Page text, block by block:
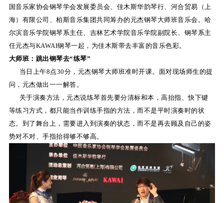
系
国音乐家协会钢琴学会发展委员会、佳木斯华韵琴行、河合贸易（上
海）有限公司、柏斯音乐集团共同筹办的元杰钢琴大师班音乐会。哈
尔滨音乐学院钢琴系主任、吉林艺术学院音乐学院副院长、钢琴系主
任元杰与KAWAI钢琴一起，为佳木斯带去丰富的音乐色彩。
大师班：跳出钢琴去“练琴”
当日上午8点30分，元杰钢琴大师班准时开课。面对现场师生的提
问，元杰做出一一解答。
关于演奏方法，元杰说练琴首先要分清标和本，高抬指、快下键
等练习方式，都只能当作训练手指的方法，而不是平时演奏时的状
态。到了舞台上，需要进入到演奏的状态，而不是再去顾及自己的姿
势对不对、手指抬得够不够高。